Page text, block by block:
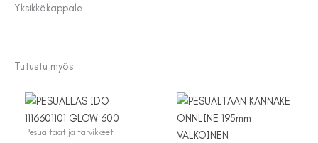
Yksikkökappale
Tutustu myös
Pesualtaat ja tarvikkeet